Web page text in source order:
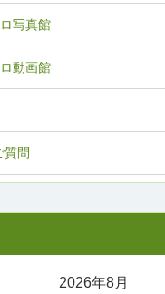
質問
写真館
動画館
2026年8月